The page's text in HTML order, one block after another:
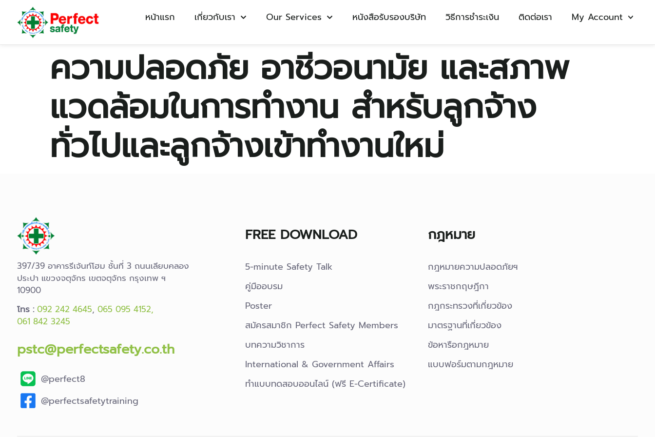
หน้าแรก เกี่ยวกับเรา Our Services หนังสือรับรองบริษัท วิธีการชำระเงิน ติดต่อเรา My Account
ความปลอดภัย อาชีวอนามัย และสภาพ
แวดล้อมในการทํางาน สําหรับลูกจ้าง
ทั่วไปและลูกจ้างเข้าทํางานใหม่
397/39 อาคารรีเจ้นท์โฮม ชั้นที่ 3 ถนนเลียบคลอง
ประปา แขวงจตุจักร เขตจตุจักร กรุงเทพ ฯ
10900
โทร : 092 242 4645,065 095 4152,
061 842 3245
pstc@perfectsafety.co.th
@perfect8
@perfectsafetytraining
FREE DOWNLOAD
5-minute Safety Talk
คู่มืออบรม
Poster
สมัครสมาชิก Perfect Safety Members
บทความวิชาการ
International & Government Affairs
ทำแบบทดสอบออนไลน์ (ฟรี E-Certificate)
กฎหมาย
กฎหมายความปลอดภัยฯ
พระราชกฤษฎีกา
กฎกระทรวงที่เกี่ยวข้อง
มาตรฐานที่เกี่ยวข้อง
ข้อหารือกฎหมาย
แบบฟอร์มตามกฎหมาย